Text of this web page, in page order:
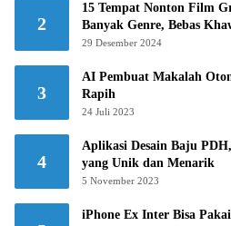
2
15 Tempat Nonton Film
Banyak Genre, Bebas
29 Desember 2024
3
AI Pembuat Makalah
Rapih
24 Juli 2023
4
Aplikasi Desain Baju
yang Unik dan Menarik
5 November 2023
iPhone Ex Inter Bisa